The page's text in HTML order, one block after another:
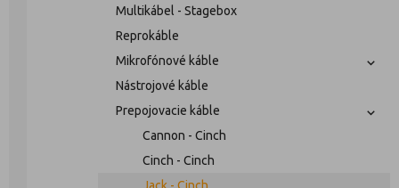
Multikábel - Stagebox
Reprokáble
Mikrofónové káble
Nástrojové káble
Prepojovacie káble
Cannon - Cinch
Cinch - Cinch